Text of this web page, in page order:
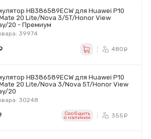
HB386589ECW для Huawei P10
20 Lite/Nova 3/5T/Honor View
20 - Премиум
39974
480
HB386589ECW для Huawei P10
20 Lite/Nova 3/Nova 5T/Honor View
20
30248
Сообщить
o наличии 355